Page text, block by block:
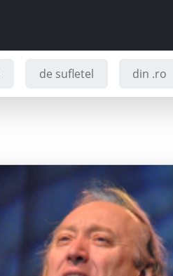
de sufletel din .ro